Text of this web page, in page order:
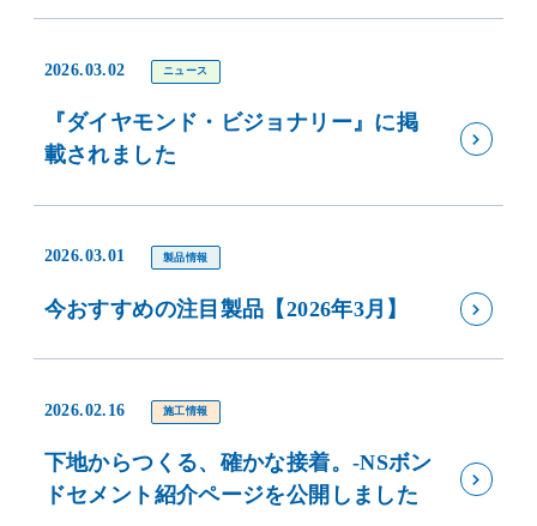
2026.03.02 ニュース
『ダイヤモンド・ビジョナリー』に掲
載されました
2026.03.01 製品情報
今おすすめの注目製品【2026年3月】
2026.02.16 施工情報
下地からつくる、確かな接着。-NSボン
ドセメント紹介ページを公開しました